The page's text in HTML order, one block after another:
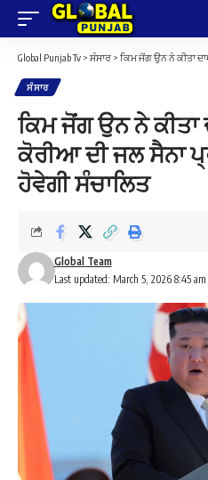
Global Punjab Tv > ਸੰਸਾਰ > ਕਿਮ ਜੋਂਗ ਉਨ ਨੇ ਕੀਤਾ ਦਾਅਵਾ,
ਸੰਸਾਰ
ਕਿਮ ਜੋਂਗ ਉਨ ਨੇ ਕੀਤਾ
ਕੋਰੀਆ ਦੀ ਜਲ ਸੈਨਾ
ਹੋਵੇਗੀ ਸੰਚਾਲਿਤ
Last updated: March 5, 2026 8:45 am
Global Team